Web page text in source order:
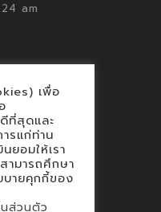
am
เพื่อ
ที่สุดและ
รแก่ท่าน
ยอมให้เรา
ามารถศึกษา
บายคุกกี้ของ
ส่วนตัว